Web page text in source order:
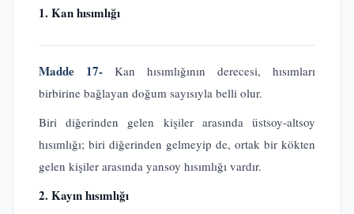
1. Kan hısımlığı
Madde 17- Kan hısımlığının derecesi, hısımları
birbirine bağlayan doğum sayısıyla belli olur.
Biri diğerinden gelen kişiler arasında üstsoy-altsoy
hısımlığı; biri diğerinden gelmeyip de, ortak bir kökten
gelen kişiler arasında yansoy hısımlığı vardır.
2. Kayın hısımlığı